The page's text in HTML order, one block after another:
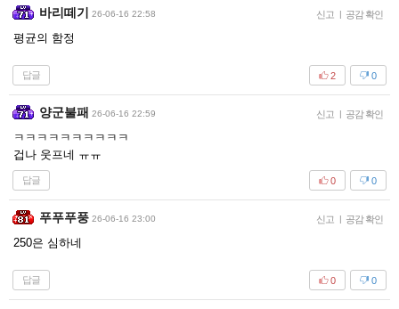
바리떼기 26-06-16 22:58 신고 | 공감 확인
평균의 함정
답글 0
2
양군불패 26-06-16 22:59 신고 | 공감 확인
ㅋㅋㅋㅋㅋㅋㅋㅋㅋㅋ
겁나 웃프네 ㅠㅠ
답글 0
0
푸푸푸풍 26-06-16 23:00 신고 | 공감 확인
250은 심하네
답글 0
0